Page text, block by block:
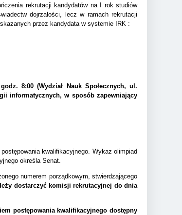
rekrutacji kandydatów na I rok studiów
dojrzałości, lecz w ramach rekrutacji
przez kandydata w systemie IRK :
8:00 (Wydział Nauk Społecznych, ul.
informatycznych, w sposób zapewniający
kwalifikacyjnego. Wykaz olimpiad
określa Senat.
numerem porządkowym, stwierdzającego
dostarczyć komisji rekrutacyjnej do dnia
postępowania kwalifikacyjnego dostępny